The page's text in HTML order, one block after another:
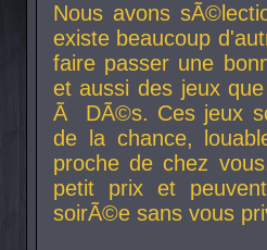
Nous avons
existe beaucoup
faire passer une
et aussi des jeux
Ã DÃ©s. Ces jeux
de la chance,
proche de chez
petit prix et
soirÃ©e sans vous